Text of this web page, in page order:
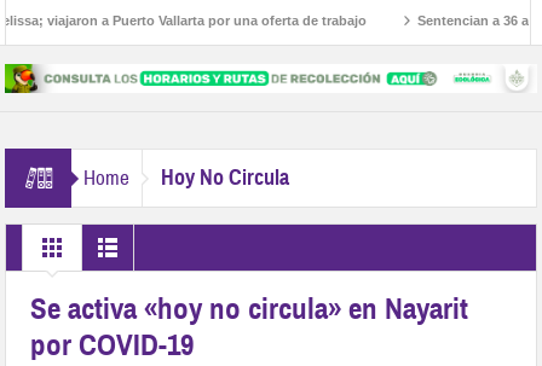
viajaron a Puerto Vallarta por una oferta de trabajo Sentencian a 36 años
Home Hoy No Circula
Se activa «hoy no circula» en Nayarit
por COVID-19